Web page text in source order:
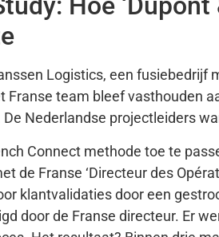
Logistics, een fusiebedrijf
Franse team bleef vasthouden
Nederlandse projectleiders
Connect methode toe te
de Franse ‘Directeur des
klantvalidaties door een
door de Franse directeur. Er